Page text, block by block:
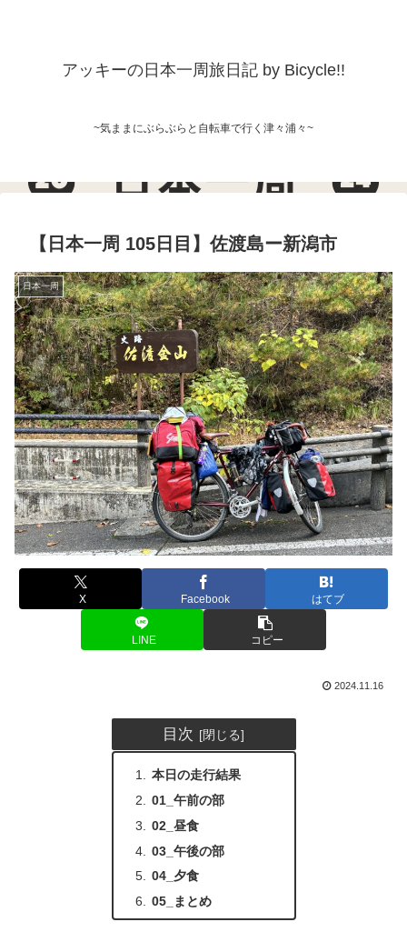
アッキーの日本一周旅日記 by Bicycle!!
~気ままにぶらぶらと自転車で行く津々浦々~
【日本一周 105日目】佐渡島ー新潟市
日本一周
X Facebook はてブ
LINE コピー
2024.11.16
目次
本日の走行結果
01_午前の部
02_昼食
03_午後の部
04_夕食
05_まとめ